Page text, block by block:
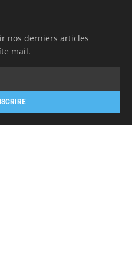
nos derniers articles
mail.